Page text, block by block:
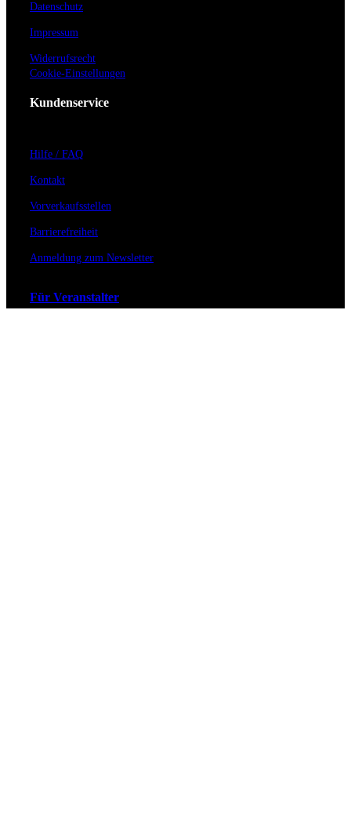
Datenschutz
Impressum
Widerrufsrecht
Cookie-Einstellungen
Kundenservice
Hilfe / FAQ
Kontakt
Vorverkaufsstellen
Barrierefreiheit
Anmeldung zum Newsletter
Für Veranstalter